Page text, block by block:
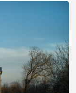
Всі епітафії, які
цвинтар
У 1924-1940